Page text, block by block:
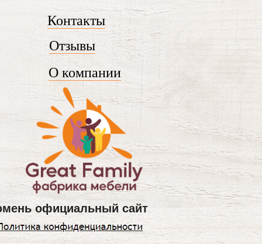
Отзывы
официальный сайт
Контакты
О компании